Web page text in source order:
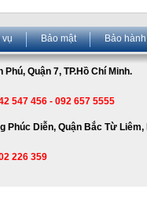
vụ Bảo mật Bảo hành
Quận 7, TP.Hồ Chí Minh.
547 456 - 092 657 5555
Diễn, Quận Bắc Từ Liêm,
226 359